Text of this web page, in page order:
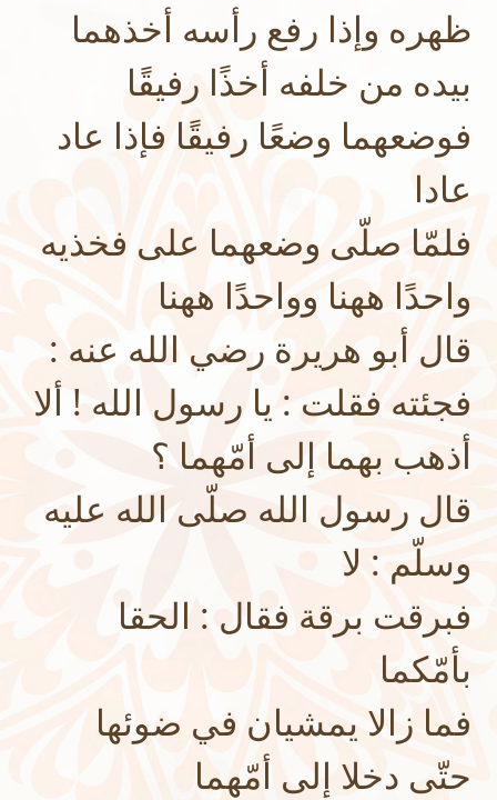
ظهره وإذا رفع رأسه أخذهما
بيده من خلفه أخذًا رفيقًا
فوضعهما وضعًا رفيقًا فإذا عاد
عادا
فلمّا صلّى وضعهما على فخذيه
واحدًا ههنا وواحدًا ههنا
قال أبو هريرة رضي الله عنه :
فجئته فقلت : يا رسول الله ! ألا
أذهب بهما إلى أمّهما ؟
قال رسول الله صلّى الله عليه
وسلّم : لا
فبرقت برقة فقال : الحقا
بأمّكما
فما زالا يمشيان في ضوئها
حتّى دخلا إلى أمّهما